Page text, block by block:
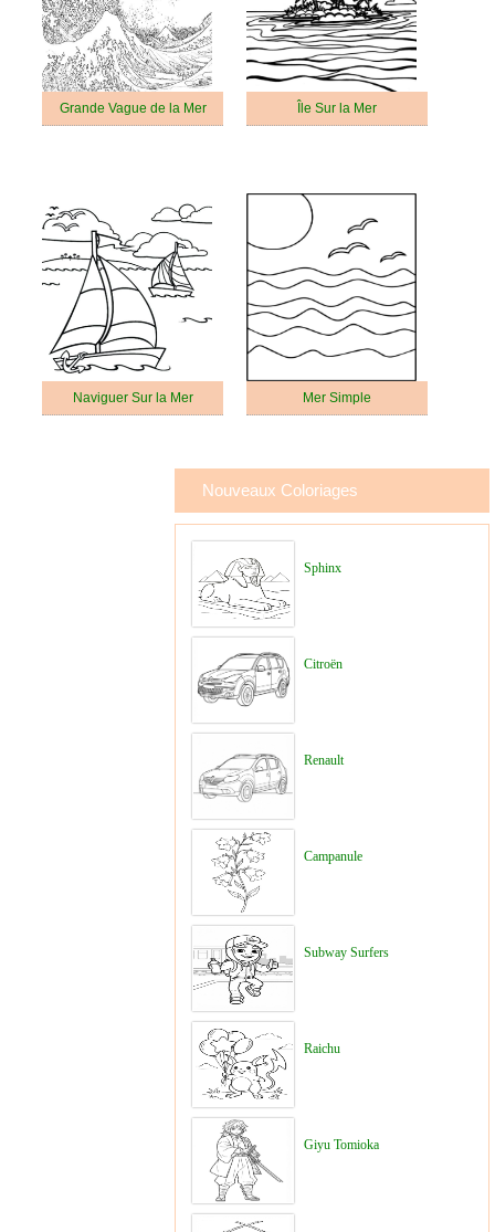
Grande Vague de la Mer Île Sur la Mer
Naviguer Sur la Mer Mer Simple
Nouveaux Coloriages
Sphinx
Citroën
Renault
Campanule
Subway Surfers
Raichu
Giyu Tomioka